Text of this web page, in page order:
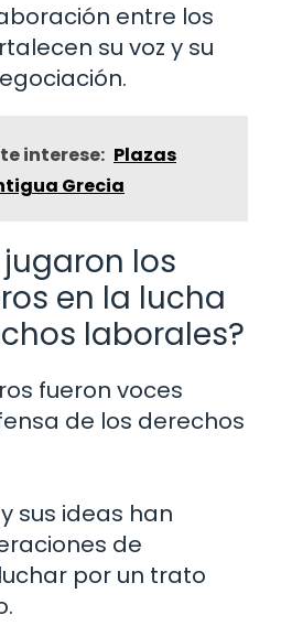
entre los
su voz y su
interese: Plazas
Grecia
los
en la lucha
laborales?
fueron voces
de los derechos
sus ideas han
de
por un trato